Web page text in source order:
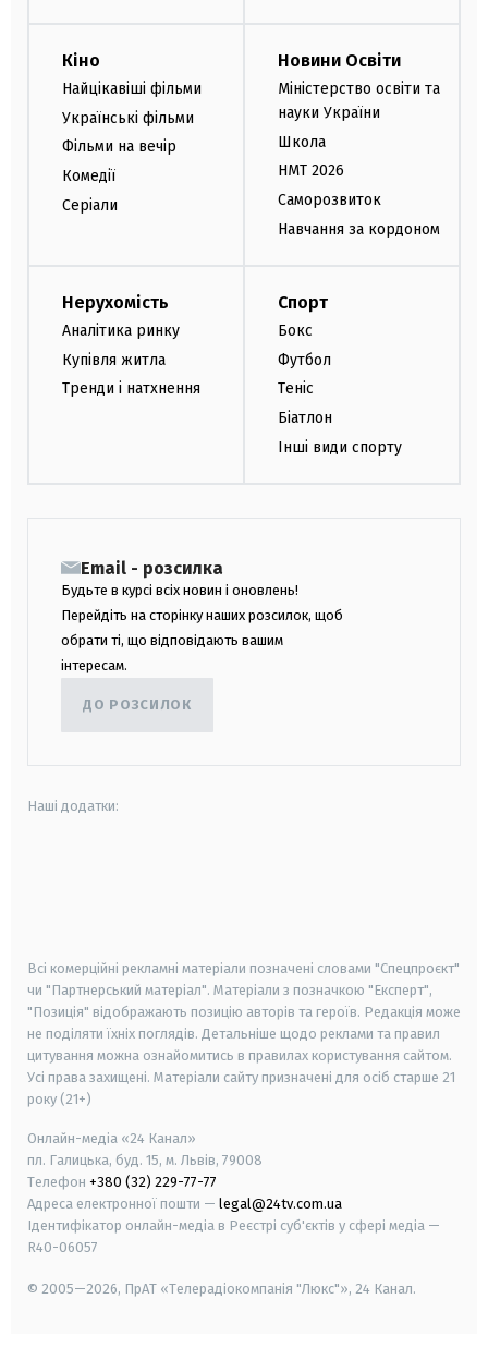
Кіно
Найцікавіші фільми
Українські фільми
Фільми на вечір
Комедії
Серіали
Новини Освіти
Міністерство освіти та
науки України
Школа
НМТ 2026
Саморозвиток
Навчання за кордоном
Нерухомість
Аналітика ринку
Купівля житла
Тренди і натхнення
Спорт
Бокс
Футбол
Теніс
Біатлон
Інші види спорту
Email - розсилка
Будьте в курсі всіх новин і оновлень!
Перейдіть на сторінку наших розсилок, щоб
обрати ті, що відповідають вашим
інтересам.
ДО РОЗСИЛОК
Наші додатки:
Всі комерційні рекламні матеріали позначені словами "Спецпроєкт"
чи "Партнерський матеріал". Матеріали з позначкою "Експерт",
"Позиція" відображають позицію авторів та героїв. Редакція може
не поділяти їхніх поглядів. Детальніше щодо реклами та правил
цитування можна ознайомитись в правилах користування сайтом.
Усі права захищені. Матеріали сайту призначені для осіб старше 21
року (21+)
Онлайн-медіа «24 Канал»
пл. Галицька, буд. 15, м. Львів, 79008
Телефон +380 (32) 229-77-77
Адреса електронної пошти — legal@24tv.com.ua
Ідентифікатор онлайн-медіа в Реєстрі суб'єктів у сфері медіа —
R40-06057
© 2005—2026, ПрАТ «Телерадіокомпанія "Люкс"», 24 Канал.